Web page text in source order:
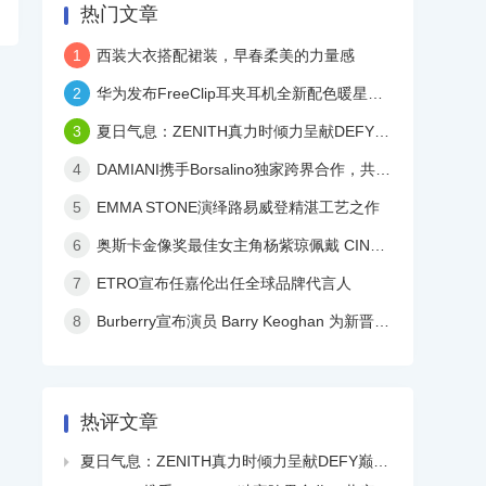
热门文章
1 西装大衣搭配裙装，早春柔美的力量感
2 华为发布FreeClip耳夹耳机全新配色暖星云，再度引领时尚潮流！
3 夏日气息：ZENITH真力时倾力呈献DEFY巅峰系列镂空天际腕表白色陶瓷款
4 DAMIANI携手Borsalino独家跨界合作，共庆品牌百年华诞
5 EMMA STONE演绎路易威登精湛工艺之作
6 奥斯卡金像奖最佳女主角杨紫琼佩戴 CINDY CHAO 艺术珠宝亮相颁奖典礼
7 ETRO宣布任嘉伦出任全球品牌代言人
8 Burberry宣布演员 Barry Keoghan 为新晋品牌大使
热评文章

夏日气息：ZENITH真力时倾力呈献DEFY巅峰系列镂空天际腕表白色陶瓷款